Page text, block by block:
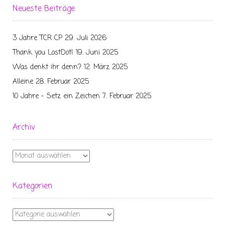
Neueste Beiträge
3 Jahre TCR CP 29. Juli 2026
Thank you LostDot! 19. Juni 2025
Was denkt ihr denn? 12. März 2025
Alleine 28. Februar 2025
10 Jahre – Setz ein Zeichen 7. Februar 2025
Archiv
Archiv
Kategorien
Kategorien